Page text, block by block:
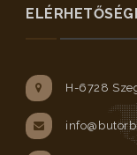
H-6728